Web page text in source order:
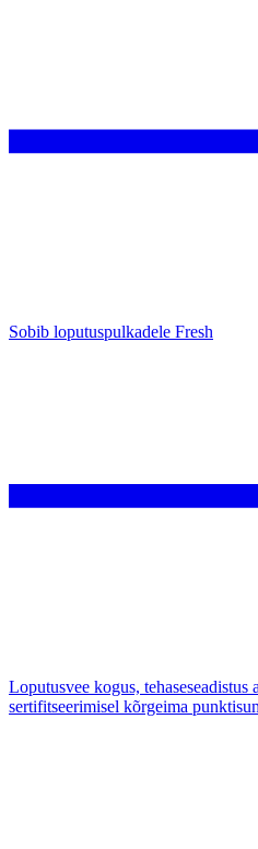
Sobib loputuspulkadele Fresh
Loputusvee kogus,
sertifitseerimisel kõrgeima